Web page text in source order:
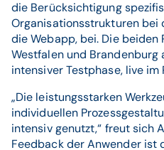
die Berücksichtigung
Organisationsstrukturen bei
die Webapp, bei. Die
Westfalen und
intensiver Testphase, live
„Die leistungsstarken
individuellen
intensiv genutzt,“ freut sich
Feedback der Anwender ist